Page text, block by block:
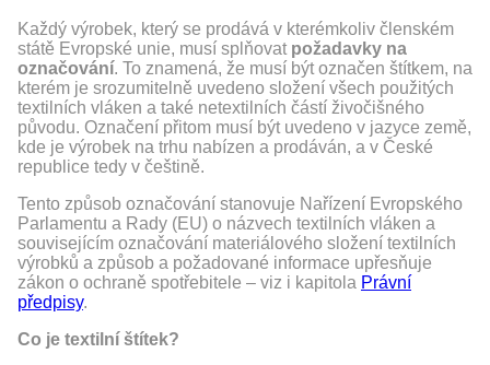
Každý výrobek, který se prodává v kterémkoliv členském
státě Evropské unie, musí splňovat požadavky na
označování. To znamená, že musí být označen štítkem, na
kterém je srozumitelně uvedeno složení všech použitých
textilních vláken a také netextilních částí živočišného
původu. Označení přitom musí být uvedeno v jazyce země,
kde je výrobek na trhu nabízen a prodáván, a v České
republice tedy v češtině.
Tento způsob označování stanovuje Nařízení Evropského
Parlamentu a Rady (EU) o názvech textilních vláken a
souvisejícím označování materiálového složení textilních
výrobků a způsob a požadované informace upřesňuje
zákon o ochraně spotřebitele – viz i kapitola Právní
předpisy.
Co je textilní štítek?